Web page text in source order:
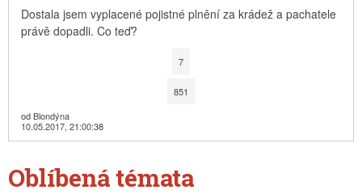
Dostala jsem vyplacené pojistné plnění za krádež a pachatele
právě dopadli. Co teď?
7
851
od Blondýna
10.05.2017, 21:00:38
Oblíbená témata